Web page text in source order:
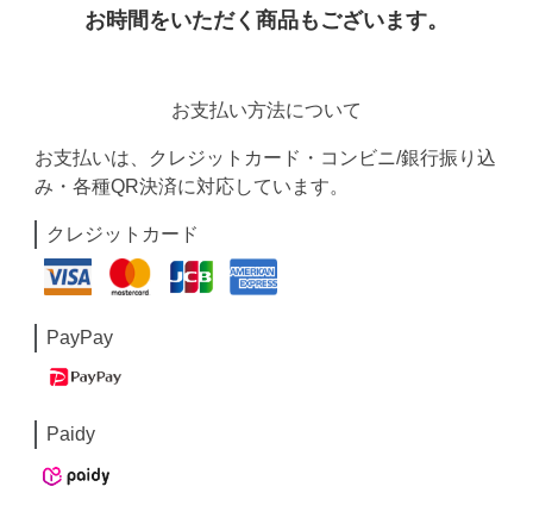
お時間をいただく商品もございます。
お支払い方法について
お支払いは、クレジットカード・コンビニ/銀行振り込
み・各種QR決済に対応しています。
クレジットカード
PayPay
Paidy